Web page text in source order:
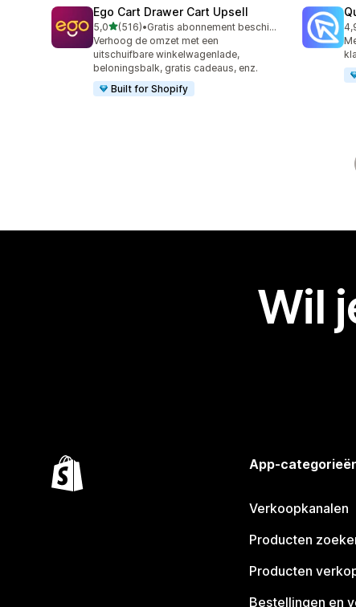
Ego Cart Drawer Cart Upsell
5,0van 5 sterren
(516)
516 recensies in totaal
•
Gratis abonnement beschikbaar
Verhoog de omzet met een
uitschuifbare winkelwagenlade,
beloningsbalk, gratis cadeaus, enz.
Built for Shopify
Wil
App-
Verkoopkanalen
Producten
Producten
Bestellingen en